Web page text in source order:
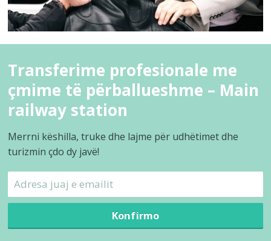
Transferime profesionale me
çmime të përballueshme – Main
railway station
Merrni këshilla, truke dhe lajme për udhëtimet dhe
turizmin çdo dy javë!
Konfirmo